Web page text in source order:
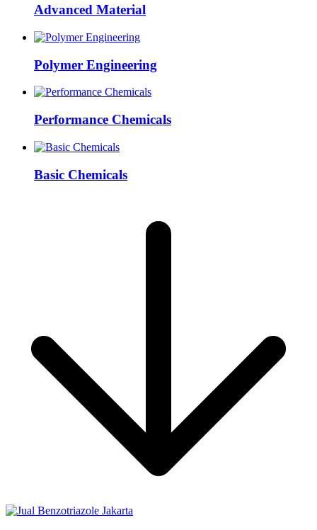
Advanced Material
Polymer Engineering
Performance Chemicals
Basic Chemicals